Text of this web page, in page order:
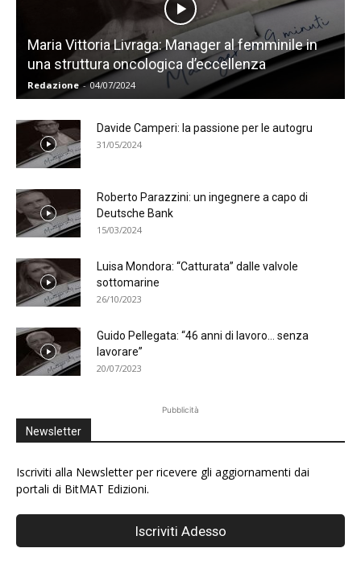
Maria Vittoria Livraga: Manager al femminile in
una struttura oncologica d’eccellenza
Redazione - 04/07/2024
Davide Camperi: la passione per le autogru
31/05/2024
Roberto Parazzini: un ingegnere a capo di
Deutsche Bank
15/03/2024
Luisa Mondora: “Catturata” dalle valvole
sottomarine
26/10/2023
Guido Pellegata: “46 anni di lavoro… senza
lavorare”
20/07/2023
Pubblicità
Newsletter
Iscriviti alla Newsletter per ricevere gli aggiornamenti dai
portali di BitMAT Edizioni.